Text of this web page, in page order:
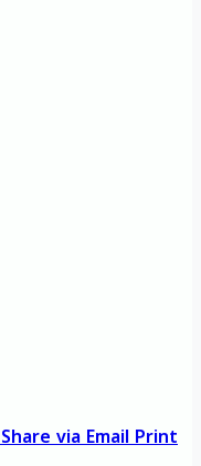
Share via EmailPrint